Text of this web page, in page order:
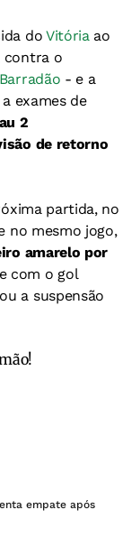
do Vitóriaao
contra o
Barradão - e a
exames de
2
de retorno
partida, no
no mesmo jogo,
amarelo por
com o gol
a suspensão
empate após